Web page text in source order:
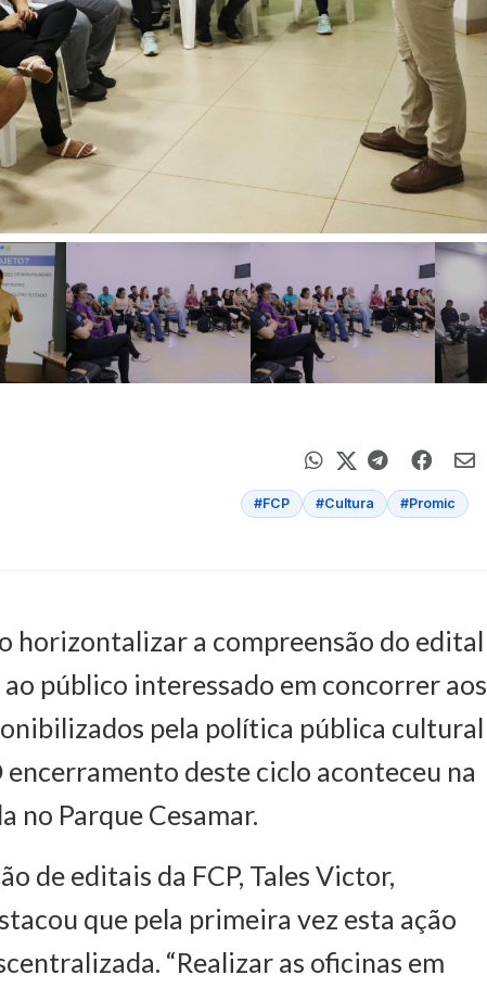
#FCP #Cultura #Promic
horizontalizar a compreensão do edital
público interessado em concorrer aos
pela política pública cultural
deste ciclo aconteceu na
no Parque Cesamar.
de editais da FCP, Tales Victor,
que pela primeira vez esta ação
“Realizar as oficinas em